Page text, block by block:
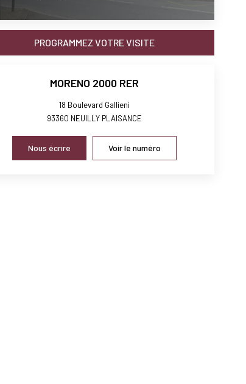
PROGRAMMEZ VOTRE VISITE
MORENO 2000 RER
18 Boulevard Gallieni
93360 NEUILLY PLAISANCE
Nous écrire Voir le numéro